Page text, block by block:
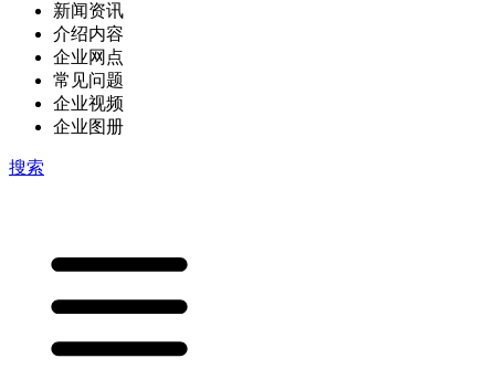
新闻资讯
介绍内容
企业网点
常见问题
企业视频
企业图册
搜索